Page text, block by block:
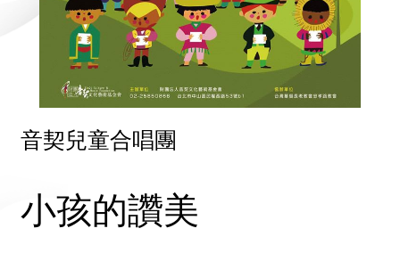
音契兒童合唱團
小孩的讚美